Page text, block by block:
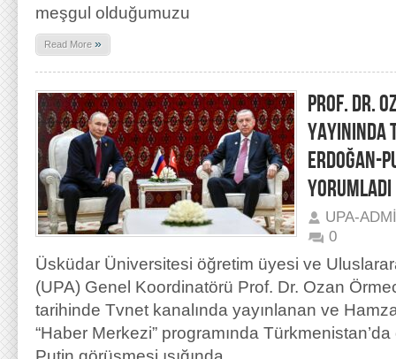
meşgul olduğumuzu
Read More »
PROF. DR.
YAYININDA
ERDOĞAN-
YORUMLADI
UPA-
0
Üsküdar Üniversitesi öğretim üyesi ve
(UPA) Genel Koordinatörü Prof. Dr. Ozan
tarihinde Tvnet kanalında yayınlanan ve
“Haber Merkezi” programında